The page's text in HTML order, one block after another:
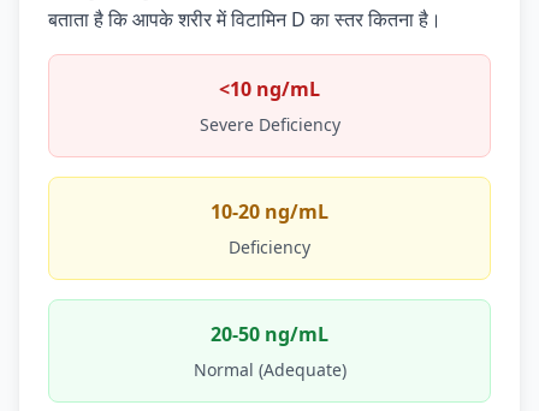
बताता है कि आपके शरीर में विटामिन D का स्तर कितना है।
<10 ng/mL
Severe Deficiency
10-20 ng/mL
Deficiency
20-50 ng/mL
Normal (Adequate)